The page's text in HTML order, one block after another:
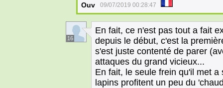
Ouv 09/07/2019 00:28:47
16
En fait, ce n'est pas tout a fait
depuis le début, c'est la
s'est juste contenté de parer
attaques du grand vicieux...
En fait, le seule frein qu'il met
lapins profitent un peu du